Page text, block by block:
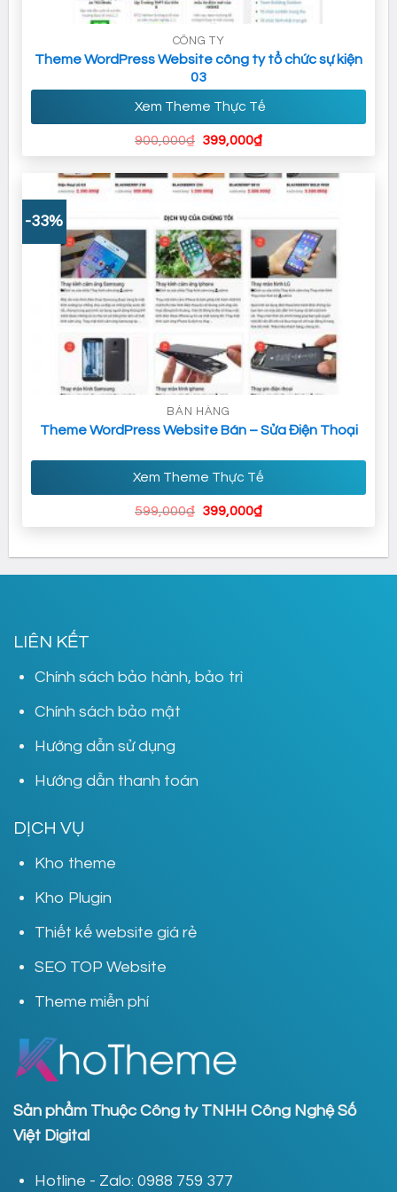
CÔNG TY
Theme WordPress Website công ty tổ chức sự kiện
03
Xem Theme Thực Tế
900,000₫ Giá
900,000₫.
399,000₫Giá
là:
399,000₫.
-33%
BÁN HÀNG
Theme WordPress Website Bán – Sửa Điện Thoại
Xem Theme Thực Tế
599,000₫ Giá
399,000₫Giá
399,000₫.
LIÊN KẾT
Chính sách bảo hành, bảo trì
Chính sách bảo mật
Hướng dẫn sử dụng
Hướng dẫn thanh toán
DỊCH VỤ
Kho theme
Kho Plugin
Thiết kế website giá rẻ
SEO TOP Website
Theme miễn phí
Sản phẩm Thuộc Công ty TNHH Công Nghệ Số
Việt Digital
Hotline - Zalo: 0988 759 377